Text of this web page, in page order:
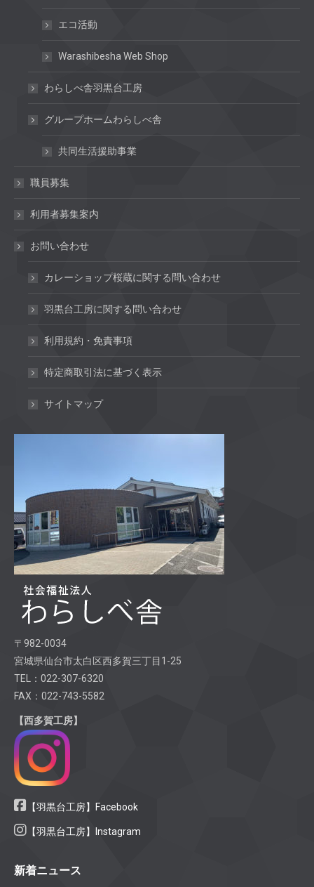
エコ活動
Warashibesha Web Shop
わらしべ舎羽黒台工房
グループホームわらしべ舎
共同生活援助事業
職員募集
利用者募集案内
お問い合わせ
カレーショップ桜蔵に関する問い合わせ
羽黒台工房に関する問い合わせ
利用規約・免責事項
特定商取引法に基づく表示
サイトマップ
〒982-0034
宮城県仙台市太白区西多賀三丁目1-25
TEL：022-307-6320
FAX：022-743-5582
【西多賀工房】
【羽黒台工房】Facebook
【羽黒台工房】Instagram
新着ニュース